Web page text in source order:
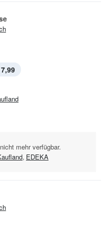
mehr verfügbar.
, EDEKA